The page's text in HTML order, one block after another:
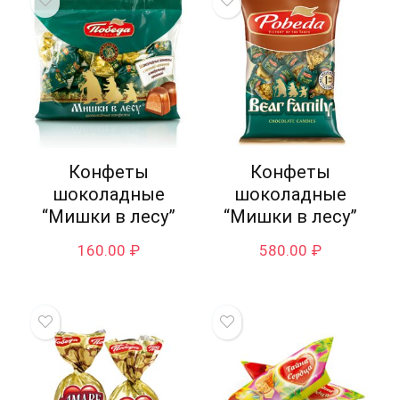
Конфеты
шоколадные
“Мишки в лесу”
160.00 ₽
Конфеты
шоколадные
“Мишки в лесу”
580.00 ₽